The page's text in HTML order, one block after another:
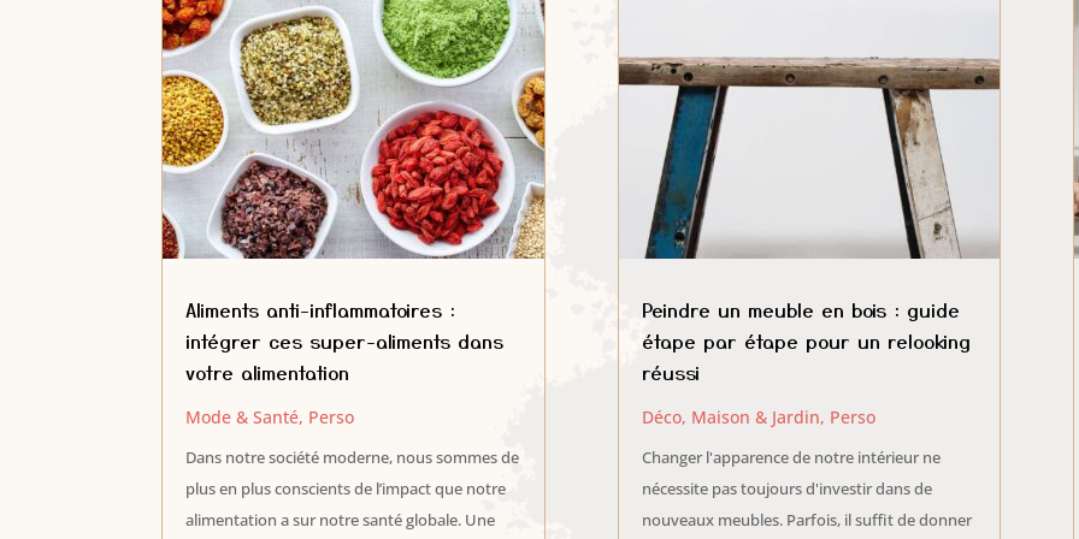
Aliments anti-inflammatoires :
intégrer ces super-aliments dans
votre alimentation
Mode & Santé, Perso
Dans notre société moderne, nous sommes de
plus en plus conscients de l’impact que notre
alimentation a sur notre santé globale. Une
Peindre un meuble en bois : guide
étape par étape pour un relooking
réussi
Déco, Maison & Jardin, Perso
Changer l'apparence de notre intérieur ne
nécessite pas toujours d'investir dans de
nouveaux meubles. Parfois, il suffit de donner